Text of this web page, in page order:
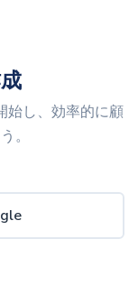
始し、効率的に顧
。